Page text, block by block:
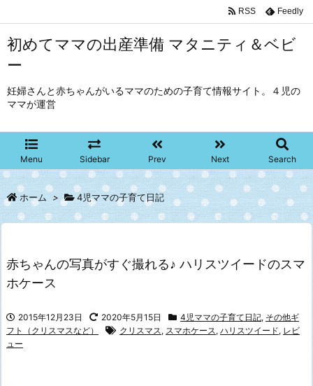
初めてママの出産準備 マタニティ＆ベビ
ー
妊婦さんと赤ちゃんがいるママのための子育て情報サイト。４児の
ママが運営
Menu Sidebar Prev Next Search
RSS Feedly
ホーム > 4児ママの子育て日記
赤ちゃんの写真がすぐ撮れる♪ ハリスツイードのスマ
ホケース
2015年12月23日 2020年5月15日 4児ママの子育て日記, その他ギ
フト（クリスマスなど）
クリスマス, スマホケース, ハリスツイード, レビ
ュー